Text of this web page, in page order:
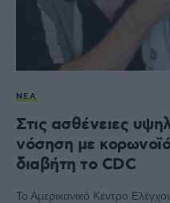
ΝΈΑ
Στις ασθένειες
νόσηση με
διαβήτη το CDC
Το Αμερικανικό Κέντρο